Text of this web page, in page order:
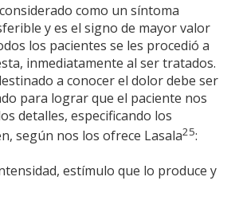
como un síntoma
y es el signo de mayor valor
los pacientes se les procedió a
inmediatamente al ser tratados.
a conocer el dolor debe ser
para lograr que el paciente nos
detalles, especificando los
según nos los ofrece Lasala25:
estímulo que lo produce y